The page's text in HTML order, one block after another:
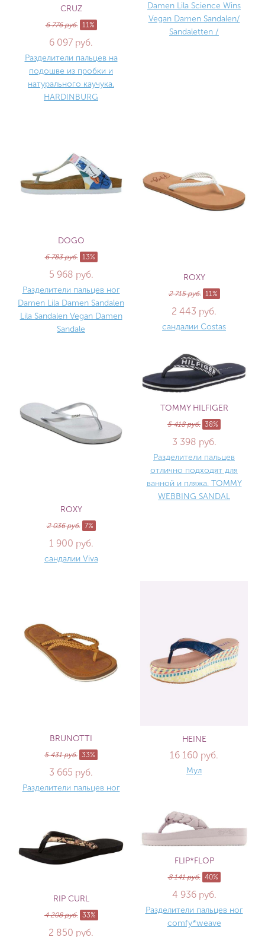
CRUZ
6 776 руб. 11%
6 097 руб.
Разделители пальцев на
подошве из пробки и
натурального каучука.
HARDINBURG
Damen Lila Science Wins
Vegan Damen Sandalen/
Sandaletten /
DOGO
6 783 руб. 13%
5 968 руб.
Разделители пальцев ног
Damen Lila Damen Sandalen
Lila Sandalen Vegan Damen
Sandale
ROXY
2 715 руб. 11%
2 443 руб.
сандалии Costas
ROXY
2 036 руб. 7%
1 900 руб.
сандалии Viva
TOMMY HILFIGER
5 418 руб. 38%
3 398 руб.
Разделители пальцев
отлично подходят для
ванной и пляжа. TOMMY
WEBBING SANDAL
BRUNOTTI
5 431 руб. 33%
3 665 руб.
Разделители пальцев ног
HEINE
16 160 руб.
Мул
RIP CURL
4 208 руб. 33%
2 850 руб.
FLIP*FLOP
8 141 руб. 40%
4 936 руб.
Разделители пальцев ног
comfy*weave